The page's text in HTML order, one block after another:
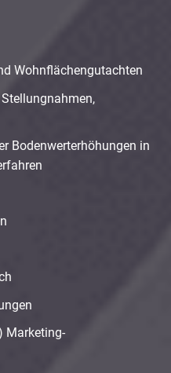
Wohnflächengutachten
Bodenwerterhöhungen in
Marketing-